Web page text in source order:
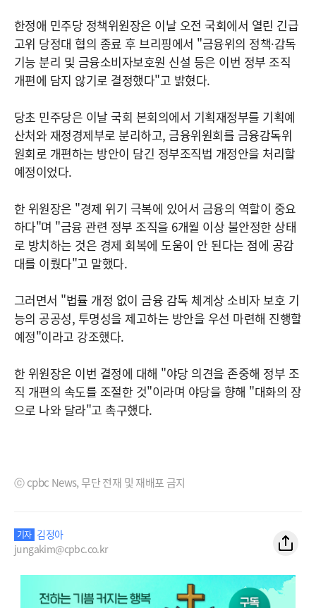
한정애 민주당 정책위원장은 이날 오전 국회에서 열린 긴급
고위 당정대 협의 종료 후 브리핑에서 "금융위의 정책·감독
기능 분리 및 금융소비자보호원 신설 등은 이번 정부 조직
개편에 담지 않기로 결정했다"고 밝혔다.
당초 민주당은 이날 국회 본회의에서 기획재정부를 기획예
산처와 재정경제부로 분리하고, 금융위원회를 금융감독위
원회로 개편하는 방안이 담긴 정부조직법 개정안을 처리할
예정이었다.
한 위원장은 "경제 위기 극복에 있어서 금융의 역할이 중요
하다"며 "금융 관련 정부 조직을 6개월 이상 불안정한 상태
로 방치하는 것은 경제 회복에 도움이 안 된다는 점에 공감
대를 이뤘다"고 말했다.
그러면서 "법률 개정 없이 금융 감독 체계상 소비자 보호 기
능의 공공성, 투명성을 제고하는 방안을 우선 마련해 진행할
예정"이라고 강조했다.
한 위원장은 이번 결정에 대해 "야당 의견을 존중해 정부 조
직 개편의 속도를 조절한 것"이라며 야당을 향해 "대화의 장
으로 나와 달라"고 촉구했다.
ⓒ cpbc News, 무단 전재 및 재배포 금지
기자 김정아
jungakim@cpbc.co.kr